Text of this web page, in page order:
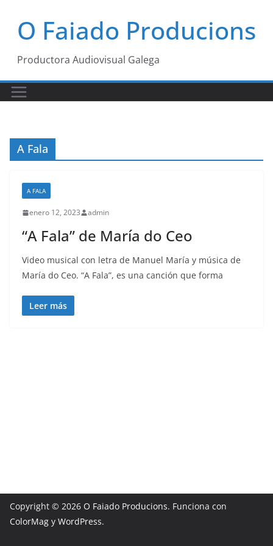
contenido
O Faiado Producions
Productora Audiovisual Galega
A Fala
A FALA
enero 12, 2023 admin
“A Fala” de María do Ceo
Video musical con letra de Manuel María y música de
María do Ceo. “A Fala”, es una canción que forma
Leer más
Copyright © 2026 O Faiado Producions. Funciona con
ColorMag y WordPress.